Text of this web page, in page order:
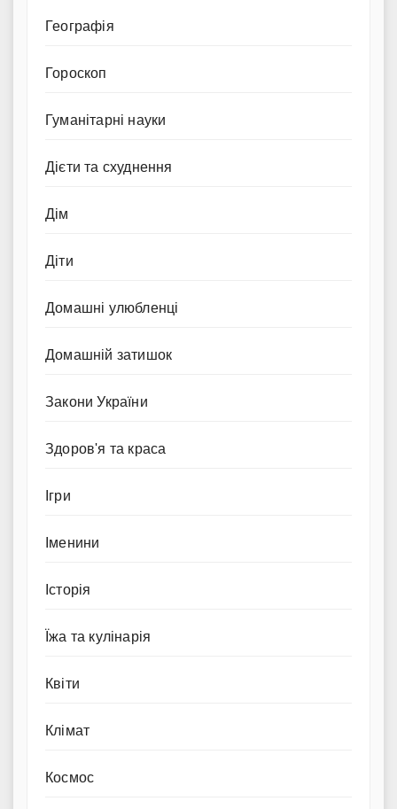
Географія
Гороскоп
Гуманітарні науки
Дієти та схуднення
Дім
Діти
Домашні улюбленці
Домашній затишок
Закони України
Здоров'я та краса
Ігри
Іменини
Історія
Їжа та кулінарія
Квіти
Клімат
Космос